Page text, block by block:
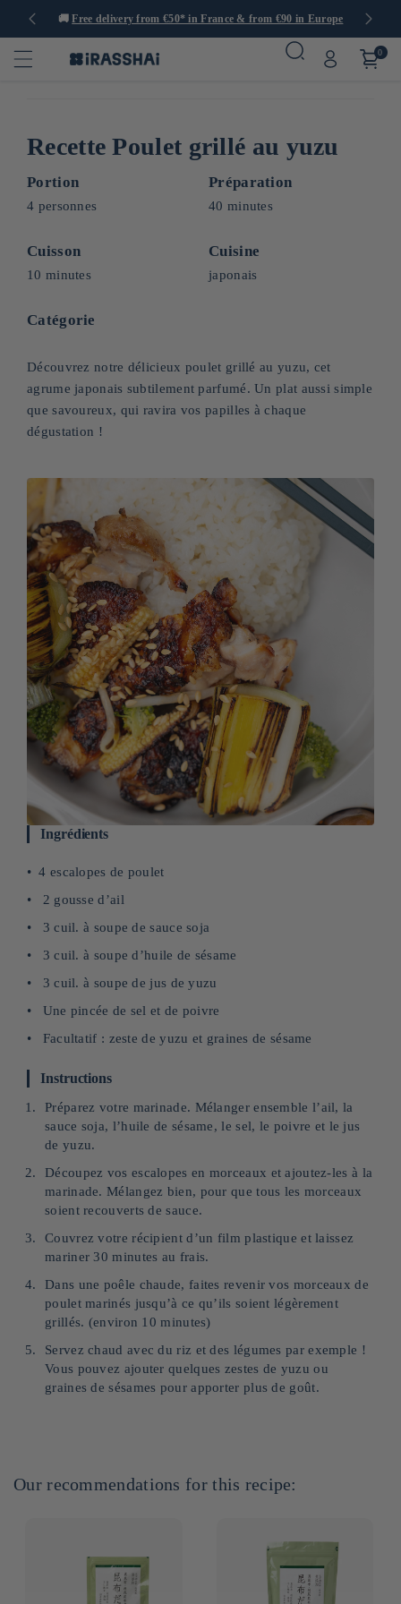
🚚Free delivery from €50* in France & from €90 in Europe
0
Recette Poulet grillé au yuzu
Portion
4 personnes
Préparation
40 minutes
Cuisson
10 minutes
Cuisine
japonais
Catégorie
Découvrez notre délicieux poulet grillé au yuzu, cet
agrume japonais subtilement parfumé. Un plat aussi simple
que savoureux, qui ravira vos papilles à chaque
dégustation !
Ingrédients
4 escalopes de poulet
2 gousse d’ail
3 cuil. à soupe de sauce soja
3 cuil. à soupe d’huile de sésame
3 cuil. à soupe de jus de yuzu
Une pincée de sel et de poivre
Facultatif : zeste de yuzu et graines de sésame
Instructions
Préparez votre marinade. Mélanger ensemble l’ail, la
sauce soja, l’huile de sésame, le sel, le poivre et le jus
de yuzu.
Découpez vos escalopes en morceaux et ajoutez-les à la
marinade. Mélangez bien, pour que tous les morceaux
soient recouverts de sauce.
Couvrez votre récipient d’un film plastique et laissez
mariner 30 minutes au frais.
Dans une poêle chaude, faites revenir vos morceaux de
poulet marinés jusqu’à ce qu’ils soient légèrement
grillés. (environ 10 minutes)
Servez chaud avec du riz et des légumes par exemple !
Vous pouvez ajouter quelques zestes de yuzu ou
graines de sésames pour apporter plus de goût.
Our recommendations for this recipe: